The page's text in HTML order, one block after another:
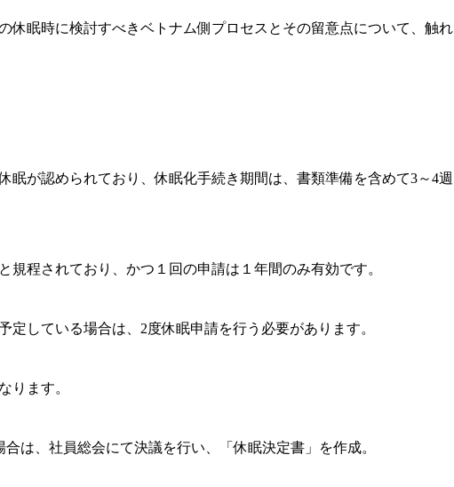
休眠時に検討すべきベトナム側プロセスとその留意点について、触れ
眠が認められており、休眠化手続き期間は、書類準備を含めて3～4週
規程されており、かつ１回の申請は１年間のみ有効です。
定している場合は、2度休眠申請を⾏う必要があります。
ります。
は、社員総会にて決議を行い、「休眠決定書」を作成。